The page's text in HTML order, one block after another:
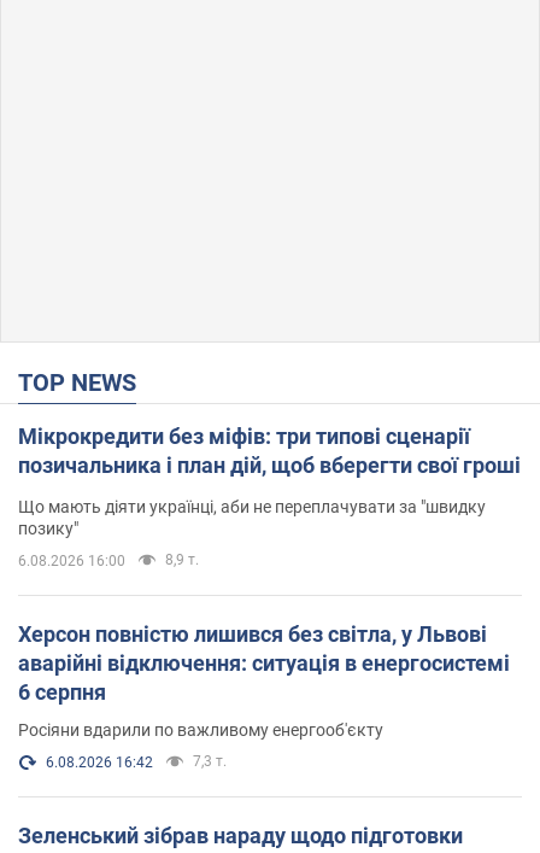
TOP NEWS
Мікрокредити без міфів: три типові сценарії
позичальника і план дій, щоб вберегти свої гроші
Що мають діяти українці, аби не переплачувати за "швидку
позику"
6.08.2026 16:00 8,9 т.
Херсон повністю лишився без світла, у Львові
аварійні відключення: ситуація в енергосистемі
6 серпня
Росіяни вдарили по важливому енергооб'єкту
6.08.2026 16:42 7,3 т.
Зеленський зібрав нараду щодо підготовки